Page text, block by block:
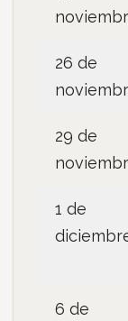
26 de
29 de
1 de
6 de